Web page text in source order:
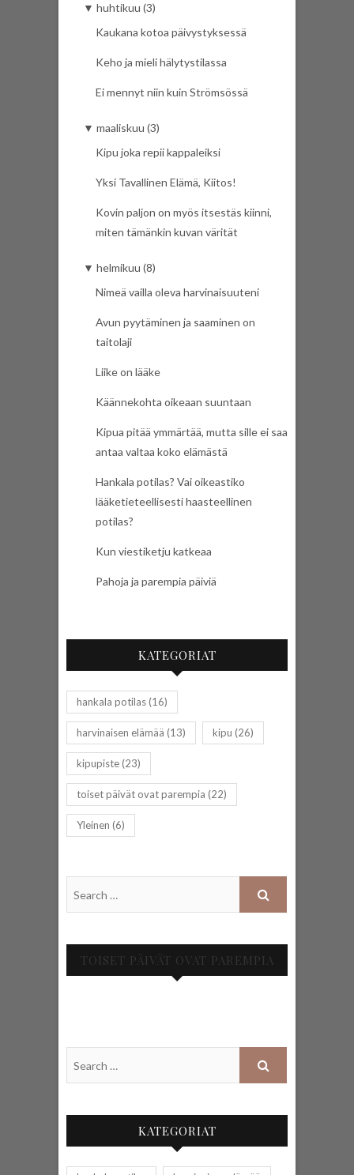
▼ huhtikuu (3)
Kaukana kotoa päivystyksessä
Keho ja mieli hälytystilassa
Ei mennyt niin kuin Strömsössä
▼ maaliskuu (3)
Kipu joka repii kappaleiksi
Yksi Tavallinen Elämä, Kiitos!
Kovin paljon on myös itsestäs kiinni,
miten tämänkin kuvan värität
▼ helmikuu (8)
Nimeä vailla oleva harvinaisuuteni
Avun pyytäminen ja saaminen on
taitolaji
Liike on lääke
Käännekohta oikeaan suuntaan
Kipua pitää ymmärtää, mutta sille ei saa
antaa valtaa koko elämästä
Hankala potilas? Vai oikeastiko
lääketieteellisesti haasteellinen
potilas?
Kun viestiketju katkeaa
Pahoja ja parempia päiviä
KATEGORIAT
hankala potilas(16)
harvinaisen elämää (13) kipu (26)
kipupiste(23)
toiset päivät ovat parempia (22)
Yleinen (6)
TOISET PÄIVÄT OVAT PAREMPIA
KATEGORIAT